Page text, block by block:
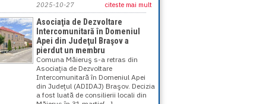
2025-10-27 citeste mai mult
Asociaţia de Dezvoltare
Intercomunitară în Domeniul
Apei din Judeţul Braşov a
pierdut un membru
Comuna Măieruş s-a retras din
Asociaţia de Dezvoltare
Intercomunitară în Domeniul Apei
din Judeţul (ADIDAJ) Braşov. Decizia
a fost luată de consilierii locali din